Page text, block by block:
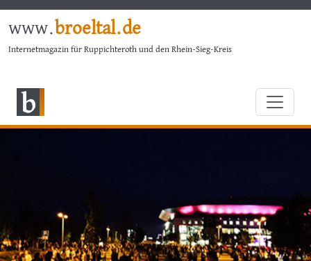
www.broeltal.de
Internetmagazin für Ruppichteroth und den Rhein-Sieg-Kreis